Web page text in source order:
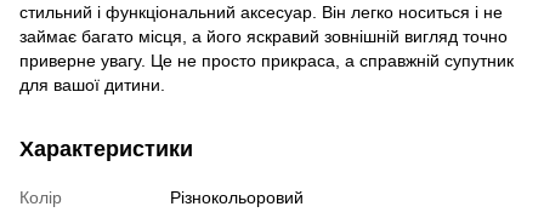
стильний і функціональний аксесуар. Він легко носиться і не
займає багато місця, а його яскравий зовнішній вигляд точно
приверне увагу. Це не просто прикраса, а справжній супутник
для вашої дитини.
Характеристики
Колір
Різнокольоровий